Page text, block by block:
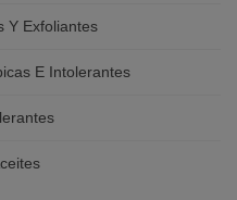
Y Exfoliantes
E Intolerantes